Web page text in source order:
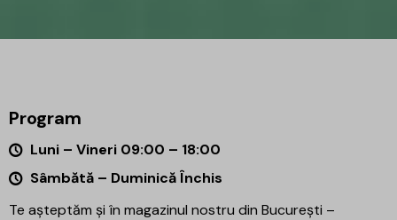
Program
Luni – Vineri 09:00 – 18:00
Sâmbătă – Duminică Închis
Te așteptăm și în magazinul nostru din București –